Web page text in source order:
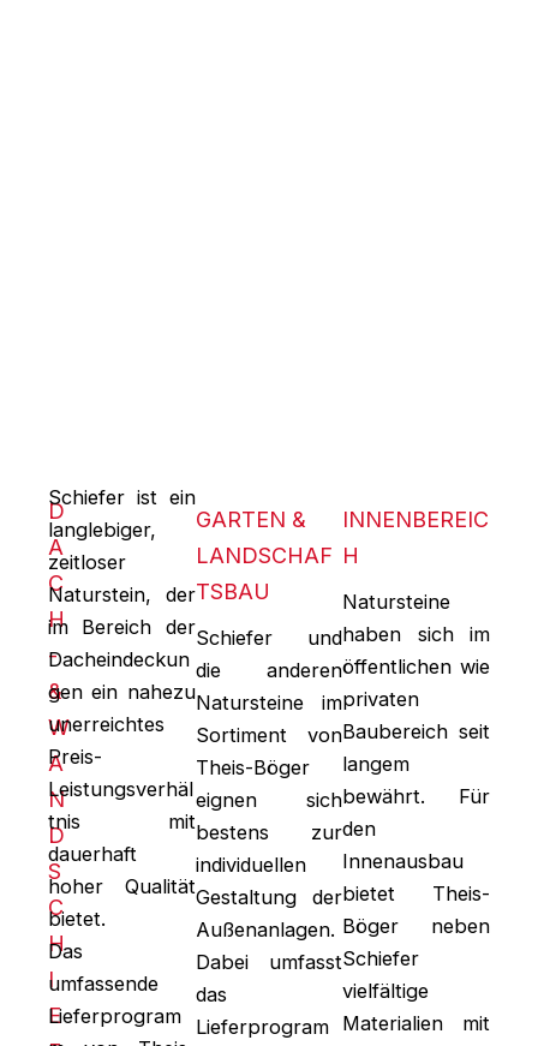
D
A
C
H
-
&
W
A
N
D
S
C
H
I
E
Schiefer ist ein
langlebiger,
zeitloser
Naturstein, der
im Bereich der
Dacheindeckun
gen ein nahezu
unerreichtes
Preis-
Leistungsverhäl
tnis mit
dauerhaft
hoher Qualität
bietet.
Das
umfassende
Lieferprogram
GARTEN &
LANDSCHAF
TSBAU
Schiefer und
die anderen
Natursteine im
Sortiment von
Theis-Böger
eignen sich
bestens zur
individuellen
Gestaltung der
Außenanlagen.
Dabei umfasst
das
Lieferprogram
INNENBEREIC
H
Natursteine
haben sich im
öffentlichen wie
privaten
Baubereich seit
langem
bewährt. Für
den
Innenausbau
bietet Theis-
Böger neben
Schiefer
vielfältige
Materialien mit